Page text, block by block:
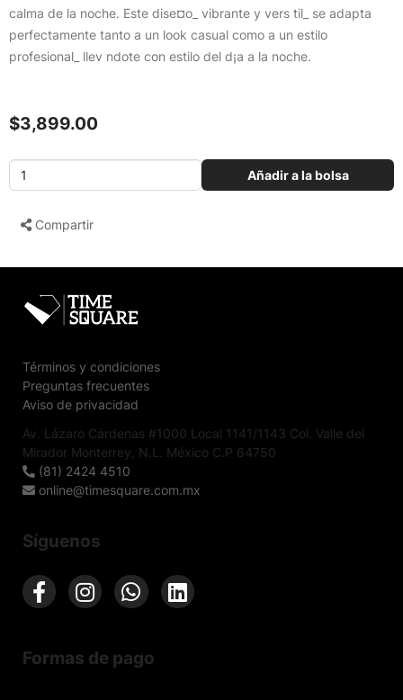
calma de la noche. Este dise¤o_ vibrante y vers til_ se adapta
perfectamente tanto a un look casual como a un estilo
profesional_ llev ndote con estilo del d¡a a la noche.
$3,899.00
Añadir a la bolsa
Compartir
Términos y condiciones
Preguntas frecuentes
Aviso de privacidad
Av. Lázaro Cárdenas #1000 Local 1141/1143 Col. Valle del
Mirador Monterrey, N.L. México C.P 64750
(81) 2424 4510
online@timesquare.com.mx
Síguenos
Formas de pago